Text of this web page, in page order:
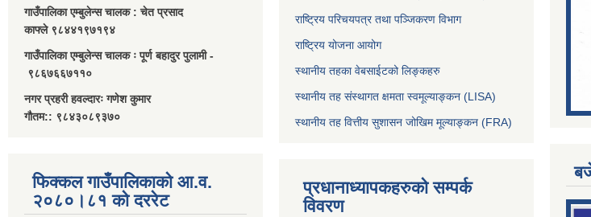
गाउँपालिका एम्बुलेन्स चालक : चेत प्रसाद
काफ्ले ९८४४१९७१९४
गाउँपालिका एम्बुलेन्स चालक ः पूर्ण बहादुर पुलामी -
९८६७६६७११०
नगर प्रहरी हवल्दारः गणेश कुमार
गौतम:: ९८४३०८९३७०
फिक्कल गाउँपालिकाको आ.व.
२०८०।८१ को दररेट
राष्ट्रिय परिचयपत्र तथा पञ्जिकरण विभाग
राष्ट्रिय योजना आयोग
स्थानीय तहका वेबसाईटको लिङ्कहरु
स्थानीय तह संस्थागत क्षमता स्वमूल्याङ्कन (LISA)
स्थानीय तह वित्तीय सुशासन जोखिम मूल्याङ्कन (FRA)
प्रधानाध्यापकहरुको सम्पर्क
विवरण